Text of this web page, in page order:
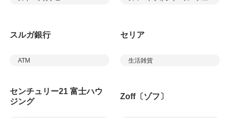
スルガ銀行
ATM
セリア
生活雑貨
センチュリー21 富士ハウ
ジング
Zoff〔ゾフ〕